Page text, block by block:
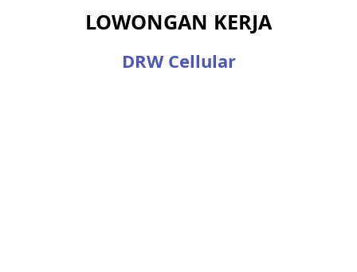
LOWONGAN KERJA
DRW Cellular